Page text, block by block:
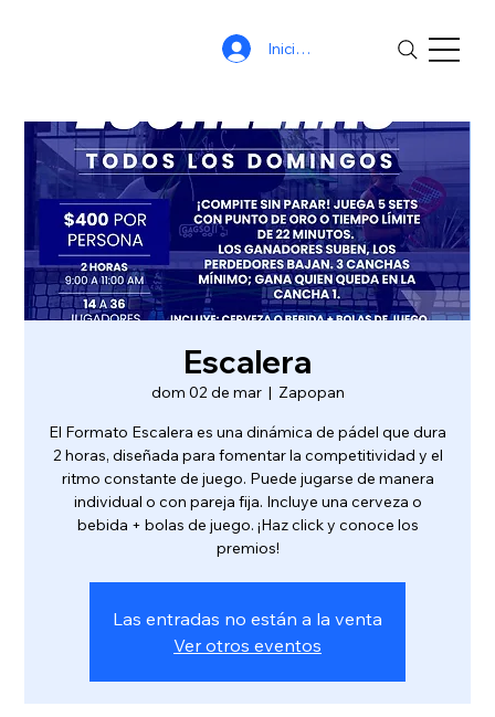
Iniciar sesión
Escalera
dom 02 de mar
  |
Zapopan
El Formato Escalera es una dinámica de pádel que dura
2 horas, diseñada para fomentar la competitividad y el
ritmo constante de juego. Puede jugarse de manera
individual o con pareja fija. Incluye una cerveza o
bebida + bolas de juego. ¡Haz click y conoce los
premios!
Las entradas no están a la venta
Ver otros eventos